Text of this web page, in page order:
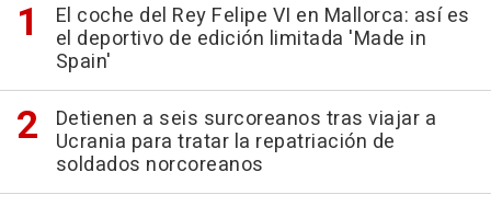
El coche del Rey Felipe VI en Mallorca: así es
el deportivo de edición limitada 'Made in
Spain'
Detienen a seis surcoreanos tras viajar a
Ucrania para tratar la repatriación de
soldados norcoreanos